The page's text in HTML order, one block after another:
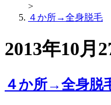
>
４か所→全身脱毛
2013年10月
４か所→全身脱